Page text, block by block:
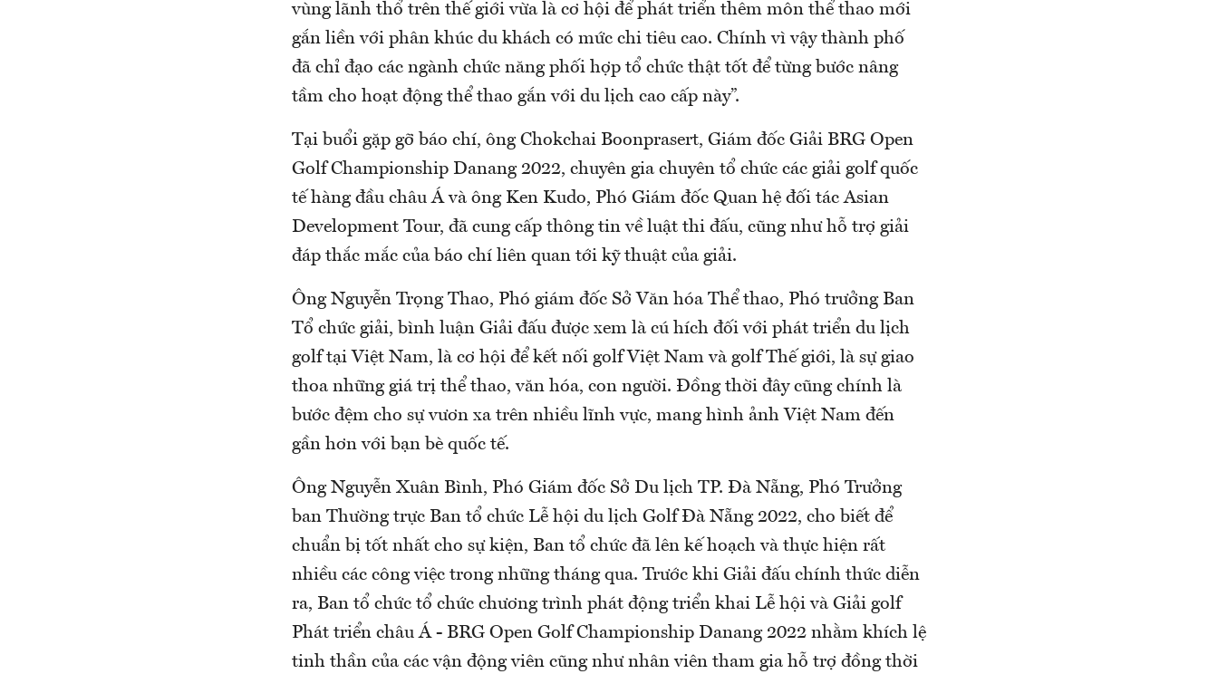
vùng lãnh thổ trên thế giới vừa là cơ hội để phát triển thêm môn thể thao mới
gắn liền với phân khúc du khách có mức chi tiêu cao. Chính vì vậy thành phố
đã chỉ đạo các ngành chức năng phối hợp tổ chức thật tốt để từng bước nâng
tầm cho hoạt động thể thao gắn với du lịch cao cấp này”.
Tại buổi gặp gỡ báo chí, ông Chokchai Boonprasert, Giám đốc Giải BRG Open
Golf Championship Danang 2022, chuyên gia chuyên tổ chức các giải golf quốc
tế hàng đầu châu Á và ông Ken Kudo, Phó Giám đốc Quan hệ đối tác Asian
Development Tour, đã cung cấp thông tin về luật thi đấu, cũng như hỗ trợ giải
đáp thắc mắc của báo chí liên quan tới kỹ thuật của giải.
Ông Nguyễn Trọng Thao, Phó giám đốc Sở Văn hóa Thể thao, Phó trưởng Ban
Tổ chức giải, bình luận Giải đấu được xem là cú hích đối với phát triển du lịch
golf tại Việt Nam, là cơ hội để kết nối golf Việt Nam và golf Thế giới, là sự giao
thoa những giá trị thể thao, văn hóa, con người. Đồng thời đây cũng chính là
bước đệm cho sự vươn xa trên nhiều lĩnh vực, mang hình ảnh Việt Nam đến
gần hơn với bạn bè quốc tế.
Ông Nguyễn Xuân Bình, Phó Giám đốc Sở Du lịch TP. Đà Nẵng, Phó Trưởng
ban Thường trực Ban tổ chức Lễ hội du lịch Golf Đà Nẵng 2022, cho biết để
chuẩn bị tốt nhất cho sự kiện, Ban tổ chức đã lên kế hoạch và thực hiện rất
nhiều các công việc trong những tháng qua. Trước khi Giải đấu chính thức diễn
ra, Ban tổ chức tổ chức chương trình phát động triển khai Lễ hội và Giải golf
Phát triển châu Á - BRG Open Golf Championship Danang 2022 nhằm khích lệ
tinh thần của các vận động viên cũng như nhân viên tham gia hỗ trợ đồng thời